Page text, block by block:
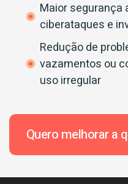
Maior segurança
ciberataques e
Redução de
vazamentos ou
uso irregular
Quero melhorar